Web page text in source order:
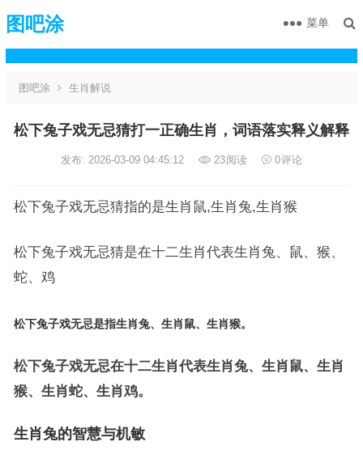
图吧涂 菜单
图吧涂 生肖解说
松下兔子戏无忌猜打一正确生肖，词语落实释义解释
发布: 2026-03-09 04:45:12 23阅读 0评论
松下兔子戏无忌猜指的是生肖鼠,生肖兔,生肖猴
松下兔子戏无忌猜是在十二生肖代表生肖兔、鼠、猴、
蛇、鸡
松下兔子戏无忌是指生肖兔、生肖鼠、生肖猴。
松下兔子戏无忌在十二生肖代表生肖兔、生肖鼠、生肖
猴、生肖蛇、生肖鸡。
生肖兔的智慧与机敏